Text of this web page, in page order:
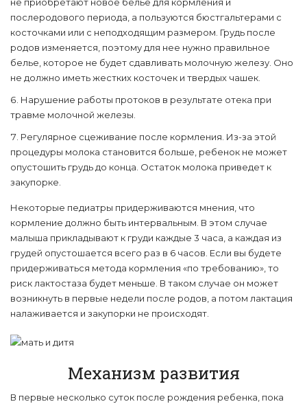
послеродового периода, а пользуются бюстгальтерами с
косточками или с неподходящим размером. Грудь после
родов изменяется, поэтому для нее нужно правильное
белье, которое не будет сдавливать молочную железу. Оно
не должно иметь жестких косточек и твердых чашек.
Нарушение работы протоков в результате отека при
травме молочной железы.
Регулярное сцеживание после кормления. Из-за этой
процедуры молока становится больше, ребенок не может
опустошить грудь до конца. Остаток молока приведет к
закупорке.
Некоторые педиатры придерживаются мнения, что
кормление должно быть интервальным. В этом случае
малыша прикладывают к груди каждые 3 часа, а каждая из
грудей опустошается всего раз в 6 часов. Если вы будете
придерживаться метода кормления «по требованию», то
риск лактостаза будет меньше. В таком случае он может
возникнуть в первые недели после родов, а потом лактация
налаживается и закупорки не происходят.
Механизм развития
В первые несколько суток после рождения ребенка, пока